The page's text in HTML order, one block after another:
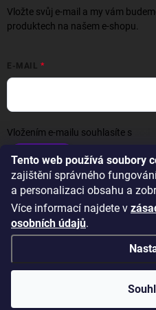
Tento web používá soubory
zajištění správného
a personalizaci obsahu a
Více informací najdete v
osobních údajů.
Vložte svůj e-mail a my vám
produktech na našem e-shopu.
E-MAIL
Vložením e-mailu souhlasíte s
Přihlásit se